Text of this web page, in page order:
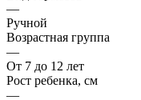
—
Ручной
Возрастная группа
—
От 7 до 12 лет
Рост ребенка, см
—